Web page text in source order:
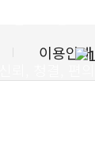
이용안내
뢰, 청결, 편